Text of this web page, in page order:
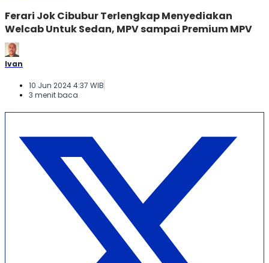
Ferari Jok Cibubur Terlengkap Menyediakan
Welcab Untuk Sedan, MPV sampai Premium MPV
Ivan
10 Jun 2024 4:37 WIB
3 menit baca